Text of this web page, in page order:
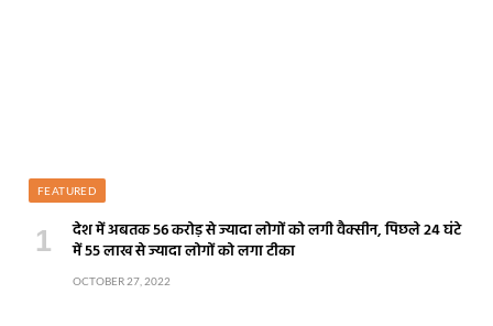
FEATURED
देश में अबतक 56 करोड़ से ज्यादा लोगों को लगी वैक्सीन, पिछले 24 घंटे
में 55 लाख से ज्यादा लोगों को लगा टीका
OCTOBER 27, 2022